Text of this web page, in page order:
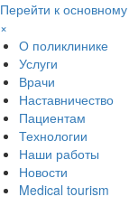
Перейти к
×
О поликлинике
Услуги
Врачи
Наставничество
Пациентам
Технологии
Наши работы
Новости
Medical tourism